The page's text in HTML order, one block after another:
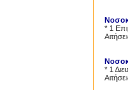
* 1
* 1